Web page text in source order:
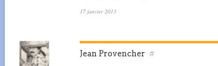
17 janvier 2013
Jean Provencher #